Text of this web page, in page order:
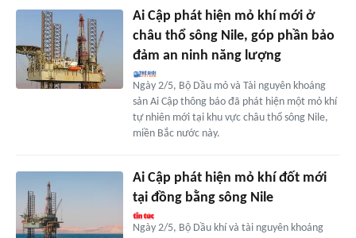
Ai Cập phát hiện mỏ khí mới ở
châu thổ sông Nile, góp phần bảo
đảm an ninh năng lượng
Ngày 2/5, Bộ Dầu mỏ và Tài nguyên khoáng
sản Ai Cập thông báo đã phát hiện một mỏ khí
tự nhiên mới tại khu vực châu thổ sông Nile,
miền Bắc nước này.
Ai Cập phát hiện mỏ khí đốt mới
tại đồng bằng sông Nile
Ngày 2/5, Bộ Dầu khí và tài nguyên khoáng